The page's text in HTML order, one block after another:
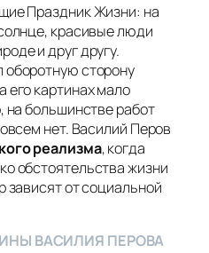
Праздник Жизни: на
красивые люди
и друг другу.
оборотную сторону
его картинах мало
на большинстве работ
нет. Василий Перов
реализма, когда
обстоятельства жизни
зависят от социальной
ВАСИЛИЯ ПЕРОВА